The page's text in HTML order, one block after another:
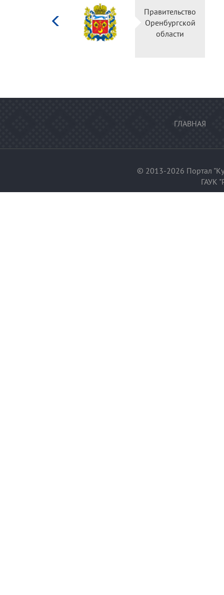
Министерство
культуры
Российской
федерации
ГЛАВНАЯ
© 2013-2026 Портал
ГАУК